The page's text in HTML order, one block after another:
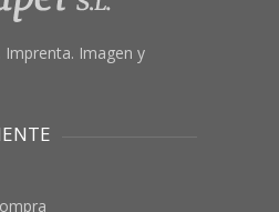
Imagen y